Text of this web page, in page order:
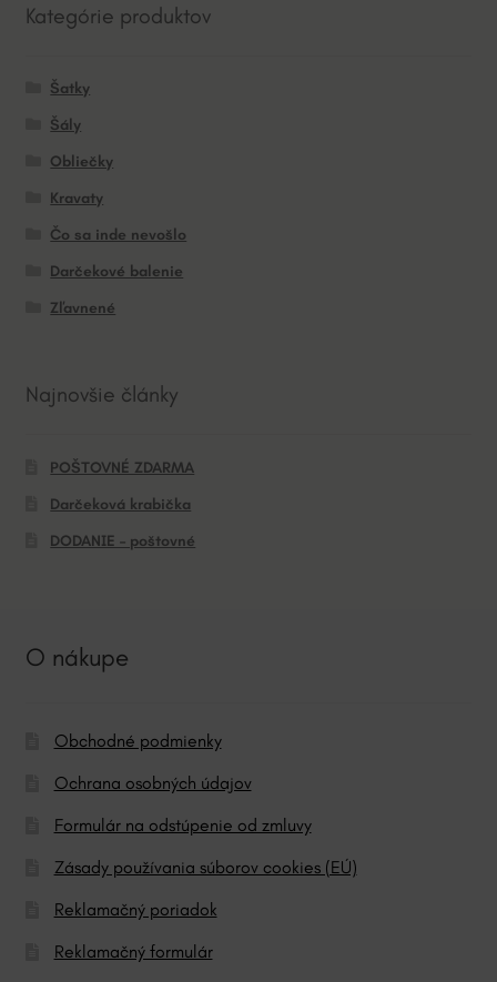
Kategórie produktov
Šatky
Šály
Obliečky
Kravaty
Čo sa inde nevošlo
Darčekové balenie
Zľavnené
Najnovšie články
POŠTOVNÉ ZDARMA
Darčeková krabička
DODANIE – poštovné
O nákupe
Obchodné podmienky
Ochrana osobných údajov
Formulár na odstúpenie od zmluvy
Zásady používania súborov cookies (EÚ)
Reklamačný poriadok
Reklamačný formulár